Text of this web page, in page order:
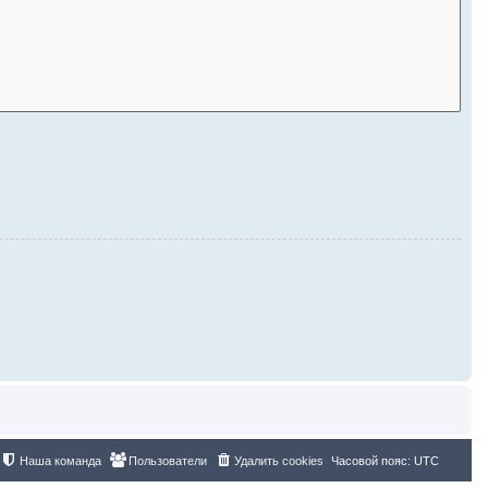
Часовой пояс: UTC
Удалить cookies
Пользователи
Наша команда